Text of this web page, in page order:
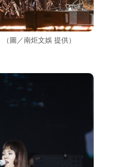
圖／南炬文娛 提供）